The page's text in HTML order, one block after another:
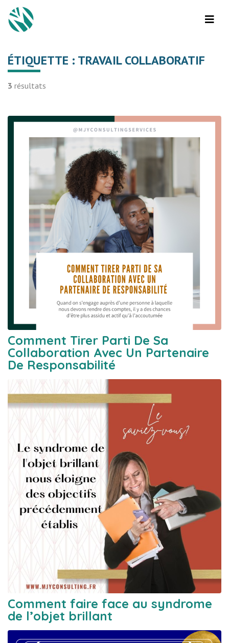
ÉTIQUETTE : TRAVAIL COLLABORATIF
3 résultats
Comment Tirer Parti De Sa
Collaboration Avec Un Partenaire
De Responsabilité
Comment faire face au syndrome
de l’objet brillant